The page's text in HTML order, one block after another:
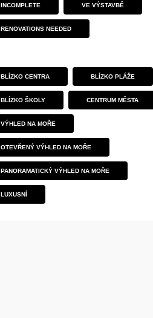
INCOMPLETE VE VÝSTAVBĚ
RENOVATIONS NEEDED
BLÍZKO CENTRA BLÍZKO PLÁŽE
BLÍZKO ŠKOLY CENTRUM MĚSTA
VÝHLED NA MOŘE
OTEVŘENÝ VÝHLED NA MOŘE
PANORAMATICKÝ VÝHLED NA MOŘE
LUXUSNÍ